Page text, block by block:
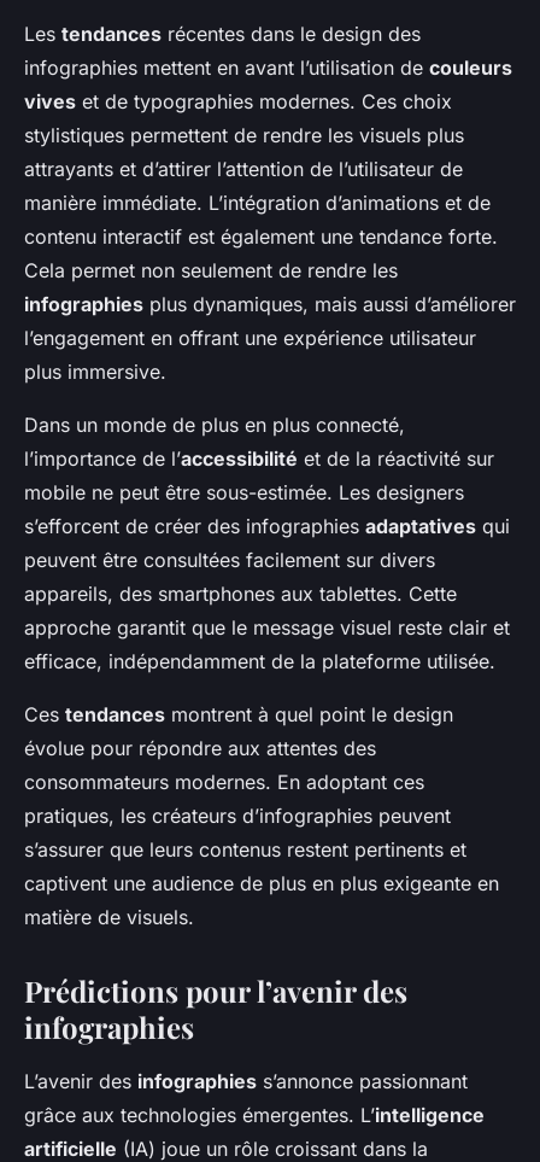
Les tendances récentes dans le design des
infographies mettent en avant l’utilisation de couleurs
vives et de typographies modernes. Ces choix
stylistiques permettent de rendre les visuels plus
attrayants et d’attirer l’attention de l’utilisateur de
manière immédiate. L’intégration d’animations et de
contenu interactif est également une tendance forte.
Cela permet non seulement de rendre les
infographies plus dynamiques, mais aussi d’améliorer
l’engagement en offrant une expérience utilisateur
plus immersive.
Dans un monde de plus en plus connecté,
l’importance de l’accessibilité et de la réactivité sur
mobile ne peut être sous-estimée. Les designers
s’efforcent de créer des infographies adaptatives qui
peuvent être consultées facilement sur divers
appareils, des smartphones aux tablettes. Cette
approche garantit que le message visuel reste clair et
efficace, indépendamment de la plateforme utilisée.
Ces tendances montrent à quel point le design
évolue pour répondre aux attentes des
consommateurs modernes. En adoptant ces
pratiques, les créateurs d’infographies peuvent
s’assurer que leurs contenus restent pertinents et
captivent une audience de plus en plus exigeante en
matière de visuels.
Prédictions pour l’avenir des
infographies
L’avenir des infographies s’annonce passionnant
grâce aux technologies émergentes. L’intelligence
artificielle (IA) joue un rôle croissant dans la